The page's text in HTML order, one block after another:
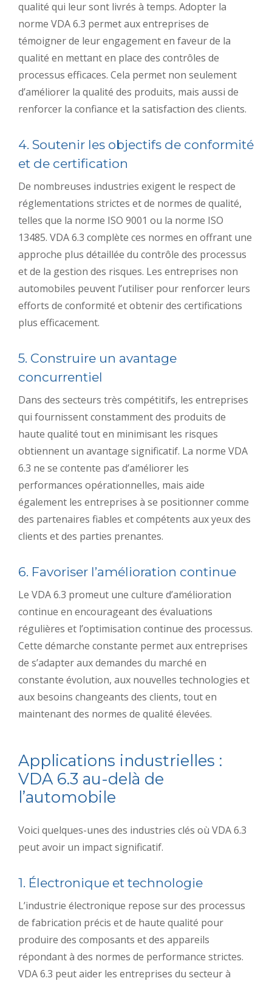
qualité qui leur sont livrés à temps. Adopter la
norme VDA 6.3 permet aux entreprises de
témoigner de leur engagement en faveur de la
qualité en mettant en place des contrôles de
processus efficaces. Cela permet non seulement
d’améliorer la qualité des produits, mais aussi de
renforcer la confiance et la satisfaction des clients.
4. Soutenir les objectifs de conformité
et de certification
De nombreuses industries exigent le respect de
réglementations strictes et de normes de qualité,
telles que la norme ISO 9001 ou la norme ISO
13485. VDA 6.3 complète ces normes en offrant une
approche plus détaillée du contrôle des processus
et de la gestion des risques. Les entreprises non
automobiles peuvent l’utiliser pour renforcer leurs
efforts de conformité et obtenir des certifications
plus efficacement.
5. Construire un avantage
concurrentiel
Dans des secteurs très compétitifs, les entreprises
qui fournissent constamment des produits de
haute qualité tout en minimisant les risques
obtiennent un avantage significatif. La norme VDA
6.3 ne se contente pas d’améliorer les
performances opérationnelles, mais aide
également les entreprises à se positionner comme
des partenaires fiables et compétents aux yeux des
clients et des parties prenantes.
6. Favoriser l’amélioration continue
Le VDA 6.3 promeut une culture d’amélioration
continue en encourageant des évaluations
régulières et l’optimisation continue des processus.
Cette démarche constante permet aux entreprises
de s’adapter aux demandes du marché en
constante évolution, aux nouvelles technologies et
aux besoins changeants des clients, tout en
maintenant des normes de qualité élevées.
Applications industrielles :
VDA 6.3 au-delà de
l’automobile
Voici quelques-unes des industries clés où VDA 6.3
peut avoir un impact significatif.
1. Électronique et technologie
L’industrie électronique repose sur des processus
de fabrication précis et de haute qualité pour
produire des composants et des appareils
répondant à des normes de performance strictes.
VDA 6.3 peut aider les entreprises du secteur à